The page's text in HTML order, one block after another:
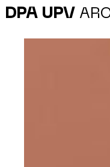
DPA UPV